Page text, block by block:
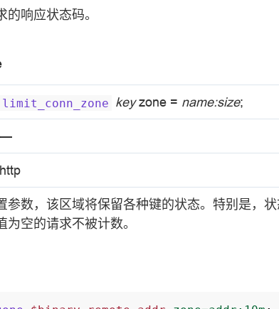
响应状态码。
limit_conn_zone keyzone = name:size;
—
http
参数，该区域将保留各种键的状态。特别是，
为空的请求不被计数。